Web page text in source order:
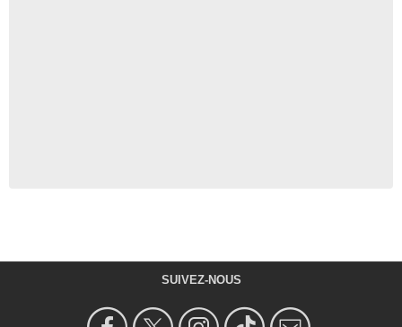
SUIVEZ-NOUS